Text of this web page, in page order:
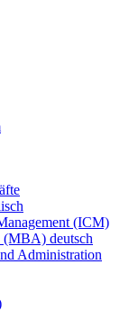
(ICM)
(MBA) deutsch
Administration